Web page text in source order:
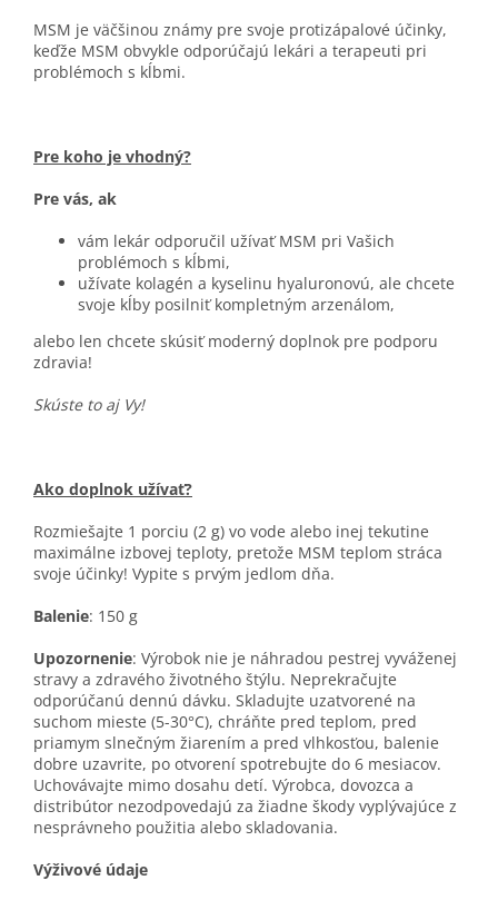
MSM je väčšinou známy pre svoje protizápalové účinky,
keďže MSM obvykle odporúčajú lekári a terapeuti pri
problémoch s kĺbmi.
Pre koho je vhodný?
Pre vás, ak
vám lekár odporučil užívať MSM pri Vašich
problémoch s kĺbmi,
užívate kolagén a kyselinu hyaluronovú, ale chcete
svoje kĺby posilniť kompletným arzenálom,
alebo len chcete skúsiť moderný doplnok pre podporu
zdravia!
Skúste to aj Vy!
Ako doplnok užívať?
Rozmiešajte 1 porciu (2 g) vo vode alebo inej tekutine
maximálne izbovej teploty, pretože MSM teplom stráca
svoje účinky! Vypite s prvým jedlom dňa.
Balenie: 150 g
Upozornenie: Výrobok nie je náhradou pestrej vyváženej
stravy a zdravého životného štýlu. Neprekračujte
odporúčanú dennú dávku. Skladujte uzatvorené na
suchom mieste (5-30°C), chráňte pred teplom, pred
priamym slnečným žiarením a pred vlhkosťou, balenie
dobre uzavrite, po otvorení spotrebujte do 6 mesiacov.
Uchovávajte mimo dosahu detí. Výrobca, dovozca a
distribútor nezodpovedajú za žiadne škody vyplývajúce z
nesprávneho použitia alebo skladovania.
Výživové údaje